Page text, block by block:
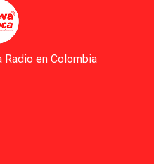
Radio en Colombia